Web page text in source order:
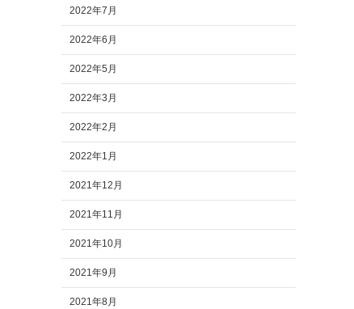
2022年7月
2022年6月
2022年5月
2022年3月
2022年2月
2022年1月
2021年12月
2021年11月
2021年10月
2021年9月
2021年8月